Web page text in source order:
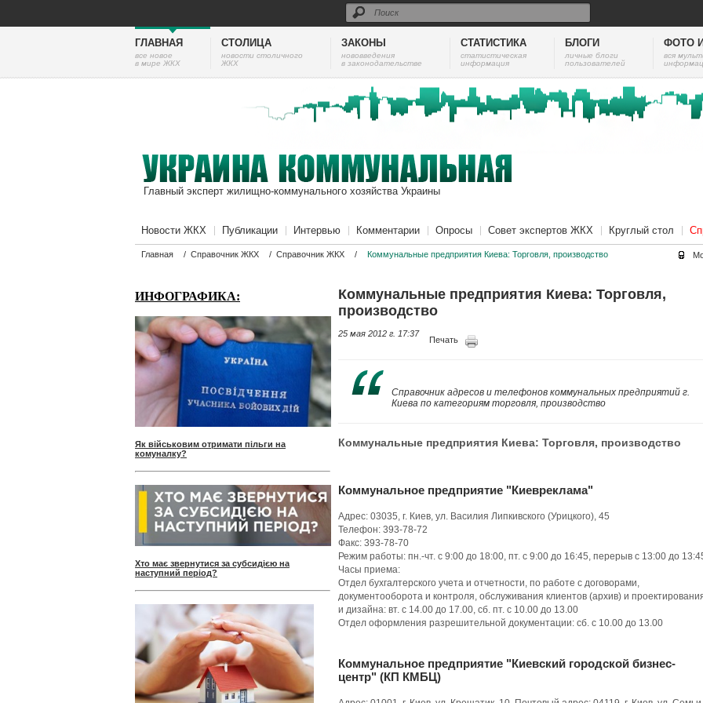
ГЛАВНАЯ
все новое
в мире ЖКХ
СТОЛИЦА
новости столичного
ЖКХ
ЗАКОНЫ
нововведения
в законодательстве
СТАТИСТИКА
cтатистическая
информация
БЛОГИ
личные блоги
пользователей
ФОТО
вся
Главный эксперт жилищно-коммунального хозяйства Украины
Новости ЖКХ Публикации Интервью Комментарии Опросы Совет экспертов ЖКХ Круглый стол
Главная / Справочник ЖКХ / Справочник ЖКХ / Коммунальные предприятия Киева: Торговля, производство
ИНФОГРАФИКА:
Як військовим отримати пільги на
комуналку?
Хто має звернутися за субсидією на
наступний період?
Коммунальные предприятия Киева: Торговля,
производство
25 мая 2012 г. 17:37
Печать
Справочник адресов и телефонов коммунальных предприятий г.
Киева по категориям торговля, производство
Коммунальные предприятия Киева: Торговля, производство
Коммунальное предприятие "Киевреклама"
Адрес: 03035, г. Киев, ул. Василия Липкивского (Урицкого), 45
Телефон: 393-78-72
Факс: 393-78-70
Режим работы: пн.-чт. с 9:00 до 18:00, пт. с 9:00 до 16:45, перерыв с 13:00 до
Часы приема:
Отдел бухгалтерского учета и отчетности, по работе с договорами,
документооборота и контроля, обслуживания клиентов (архив) и
и дизайна: вт. с 14.00 до 17.00, сб. пт. с 10.00 до 13.00
Отдел оформления разрешительной документации: сб. с 10.00 до 13.00
Коммунальное предприятие "Киевский городской бизнес-
центр" (КП КМБЦ)